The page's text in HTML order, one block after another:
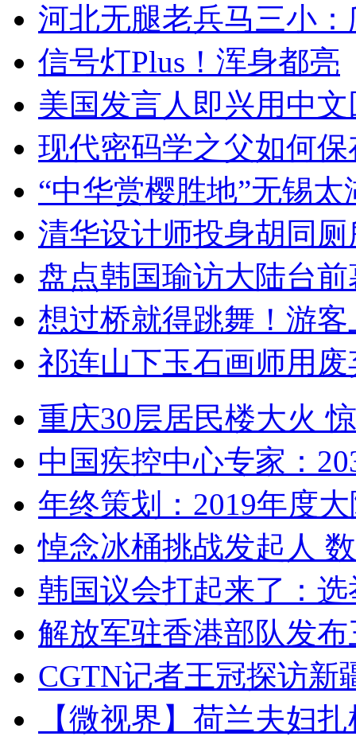
河北无腿老兵马三小
信号灯Plus！浑身都亮
美国发言人即兴用中
现代密码学之父如何
“中华赏樱胜地”无锡
清华设计师投身胡同
盘点韩国瑜访大陆台
想过桥就得跳舞！游客
祁连山下玉石画师用
重庆30层居民楼大火
中国疾控中心专家：
年终策划：2019年度
悼念冰桶挑战发起人
韩国议会打起来了：
解放军驻香港部队发
CGTN记者王冠探访新
【微视界】荷兰夫妇